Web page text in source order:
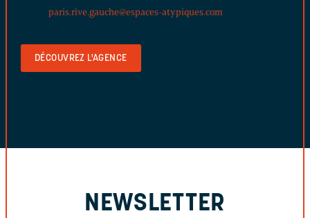
paris.rive.gauche@espaces-atypiques.com
DÉCOUVREZ L'AGENCE
NEWSLETTER